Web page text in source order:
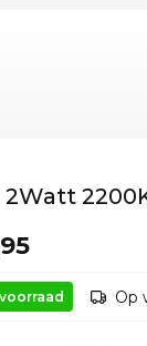
2Watt
Op